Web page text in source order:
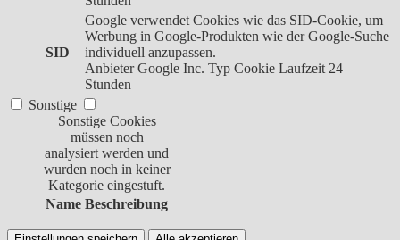
SID
Google verwendet Cookies wie das SID-Cookie, um
Werbung in Google-Produkten wie der Google-Suche
individuell anzupassen.
Anbieter Google Inc. Typ Cookie Laufzeit 24
Stunden
Sonstige
Sonstige Cookies
müssen noch
analysiert werden und
wurden noch in keiner
Kategorie eingestuft.
Name Beschreibung